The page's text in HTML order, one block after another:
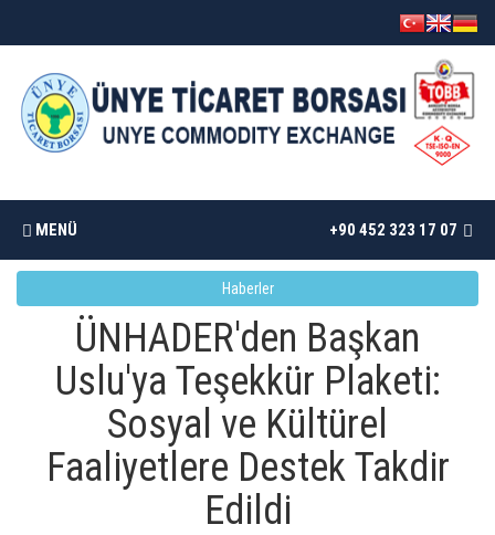
MENÜ +90 452 323 17 07
BORSAMIZ
İSTATISTIKLER
DÖKÜMANLAR
Haberler
ÜNHADER'den Başkan
Uslu'ya Teşekkür Plaketi:
Sosyal ve Kültürel
Faaliyetlere Destek Takdir
Edildi